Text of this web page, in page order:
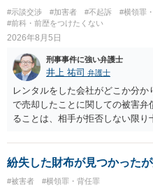
#示談交渉 #加害者 #不起訴 #横領罪
#前科・前歴をつけたくない
2026年8月5日
刑事事件に強い弁護士
井上 祐司 弁護士
レンタルをした会社がどこか分
で売却したことに関しての被害
ることは、相手が拒否しない限
か）、弁護士に法律相談におい
紛失した財布が見つかった
#被害者 #横領罪・背任罪